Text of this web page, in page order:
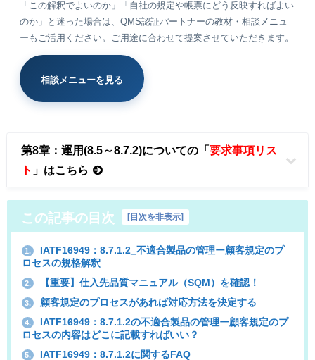
「この解釈でよいのか」「自社の規定や帳票にどう反映すればよい
のか」と迷った場合は、QMS認証パートナーの教材・相談メニュ
ーもご活用ください。ご用途に合わせて提案させていただきます。
相談メニューを見る
第8章：運用(8.5～8.7.2)についての「 要求事項リス
ト 」はこちら
この記事の目次 目次を非表示
1.
IATF16949：8.7.1.2_不適合製品の管理ー顧客規定のプ
ロセスの規格解釈
2. 【重要】仕入先品質マニュアル（SQM）を確認！
3. 顧客規定のプロセスがあれば対応方法を決定する
4.
IATF16949：8.7.1.2の不適合製品の管理ー顧客規定のプ
ロセスの内容はどこに記載すればいい？
5. IATF16949：8.7.1.2に関するFAQ